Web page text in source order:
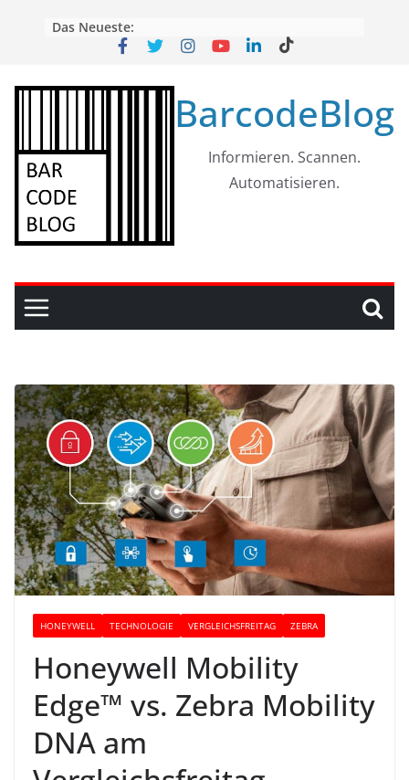
Das Neueste:
BarcodeBlog
Informieren. Scannen.
Automatisieren.
HONEYWELL TECHNOLOGIE VERGLEICHSFREITAG ZEBRA
Honeywell Mobility
Edge™ vs. Zebra Mobility
DNA am